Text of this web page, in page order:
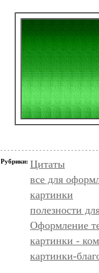
Рубрики: Цитаты
все для
картинки
полезности
Оформление
картинки -
картинки-